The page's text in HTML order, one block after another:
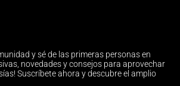
y sé de las primeras personas en
novedades y consejos para aprovechar
Suscríbete ahora y descubre el amplio